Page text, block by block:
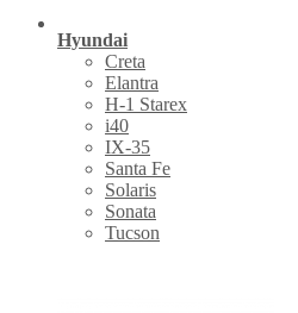
Hyundai
Creta
Elantra
H-1 Starex
i40
IX-35
Santa Fe
Solaris
Sonata
Tucson